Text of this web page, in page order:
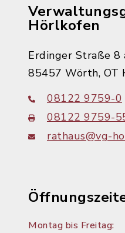
Hörlkofen
Erdinger Straße 8
85457 Wörth, OT
08122 9759-0
08122 9759-
rathaus@vg-
Montag bis Freitag: